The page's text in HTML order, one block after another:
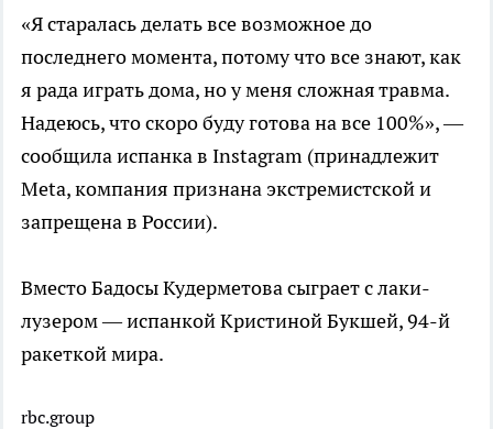
«Я старалась делать все возможное до
последнего момента, потому что все знают, как
я рада играть дома, но у меня сложная травма.
Надеюсь, что скоро буду готова на все 100%», —
сообщила испанка в Instagram (принадлежит
Meta, компания признана экстремистской и
запрещена в России).
Вместо Бадосы Кудерметова сыграет с лаки-
лузером — испанкой Кристиной Букшей, 94-й
ракеткой мира.
rbc.group